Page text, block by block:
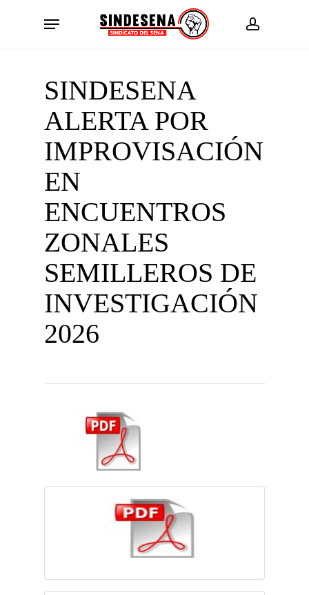
account
Menu
SINDESENA
ALERTA POR
IMPROVISACIÓN
EN
ENCUENTROS
ZONALES
SEMILLEROS DE
INVESTIGACIÓN
2026